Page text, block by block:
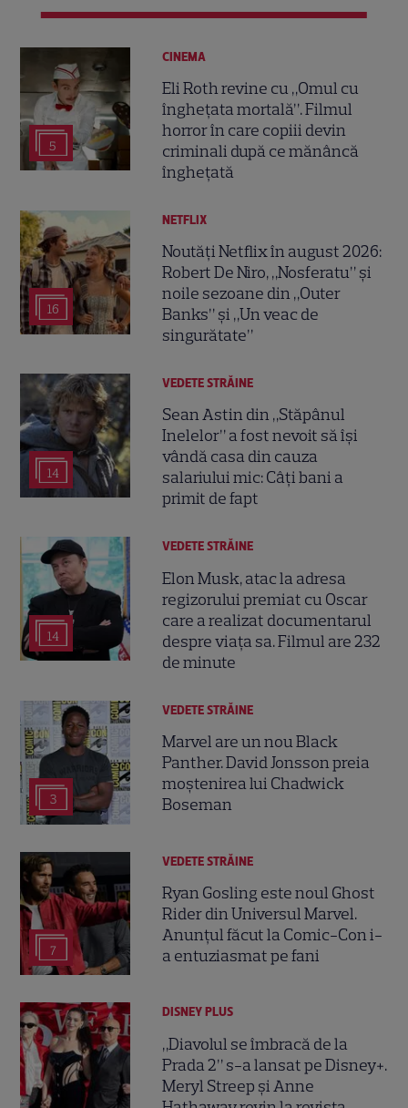
5
CINEMA
Eli Roth revine cu „Omul cu
înghețata mortală”. Filmul
horror în care copiii devin
criminali după ce mănâncă
înghețată
16
NETFLIX
Noutăți Netflix în august 2026:
Robert De Niro, „Nosferatu” și
noile sezoane din „Outer
Banks” și „Un veac de
singurătate”
14
VEDETE STRĂINE
Sean Astin din „Stăpânul
Inelelor” a fost nevoit să își
vândă casa din cauza
salariului mic: Câți bani a
primit de fapt
14
VEDETE STRĂINE
Elon Musk, atac la adresa
regizorului premiat cu Oscar
care a realizat documentarul
despre viața sa. Filmul are 232
de minute
3
VEDETE STRĂINE
Marvel are un nou Black
Panther. David Jonsson preia
moștenirea lui Chadwick
Boseman
7
VEDETE STRĂINE
Ryan Gosling este noul Ghost
Rider din Universul Marvel.
Anunțul făcut la Comic-Con i-
a entuziasmat pe fani
DISNEY PLUS
„Diavolul se îmbracă de la
Prada 2” s-a lansat pe Disney+.
Meryl Streep și Anne